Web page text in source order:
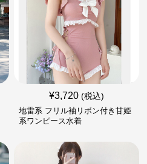
¥3,720 (税込)
地雷系 フリル袖リボン付き甘姫
系ワンピース水着